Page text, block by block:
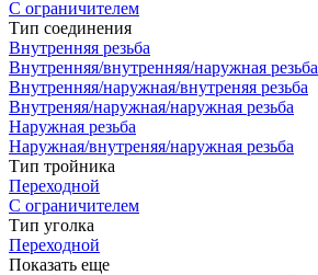
С ограничителем
Тип соединения
Внутренняя резьба
Внутренняя/внутренняя/наружная резьба
Внутренняя/наружная/внутреняя резьба
Внутреняя/наружная/наружная резьба
Наружная резьба
Наружная/внутреняя/наружная резьба
Тип тройника
Переходной
С ограничителем
Тип уголка
Переходной
Показать еще